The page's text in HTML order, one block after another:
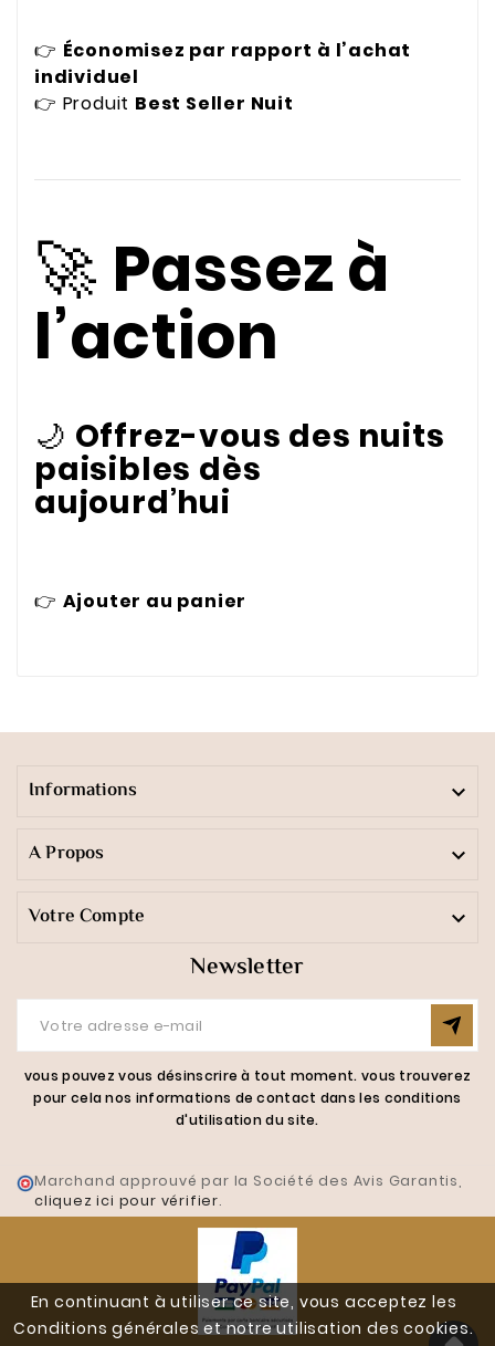
En continuant à utiliser ce site, vous acceptez les
Conditions générales et notre utilisation des cookies.
👉 Économisez par rapport à l’achat
individuel
👉 Produit Best Seller Nuit
🚀 Passez à
l’action
🌙 Offrez-vous des nuits
paisibles dès
aujourd’hui
👉 Ajouter au panier
Informations 
A Propos 
Votre Compte 
Newsletter
vous pouvez vous désinscrire à tout moment. vous trouverez
pour cela nos informations de contact dans les conditions
d'utilisation du site.
Marchand approuvé par la Société des Avis Garantis,
cliquez ici pour vérifier.